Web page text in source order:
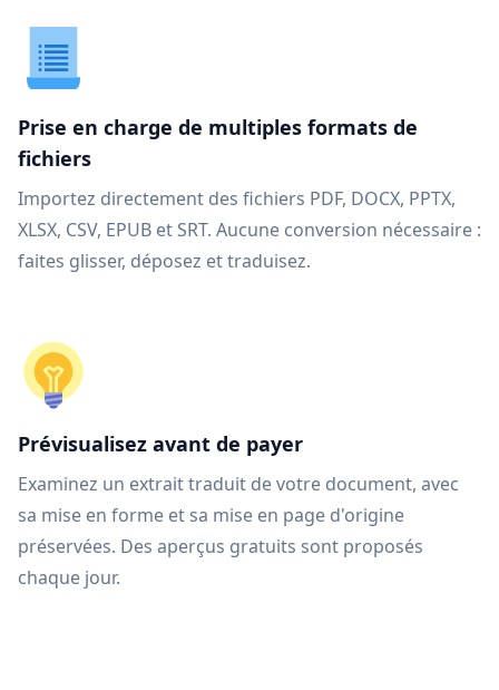
Prise en charge de multiples formats de
fichiers
Importez directement des fichiers PDF, DOCX, PPTX,
XLSX, CSV, EPUB et SRT. Aucune conversion nécessaire :
faites glisser, déposez et traduisez.
Prévisualisez avant de payer
Examinez un extrait traduit de votre document, avec
sa mise en forme et sa mise en page d'origine
préservées. Des aperçus gratuits sont proposés
chaque jour.